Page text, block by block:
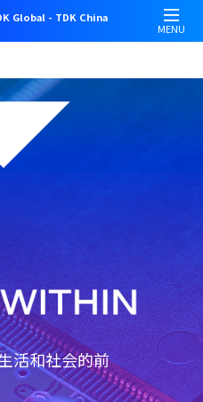
Global - TDK China
MENU
活和社会的前